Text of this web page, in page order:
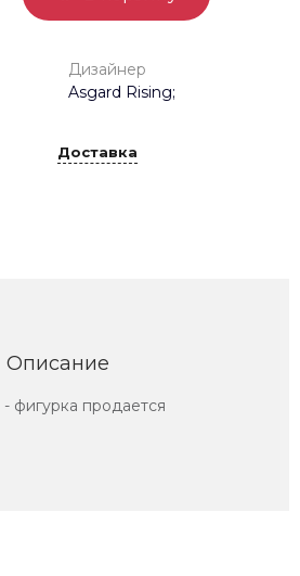
Дизайнер
Asgard Rising;
Доставка
Описание
- фигурка продается